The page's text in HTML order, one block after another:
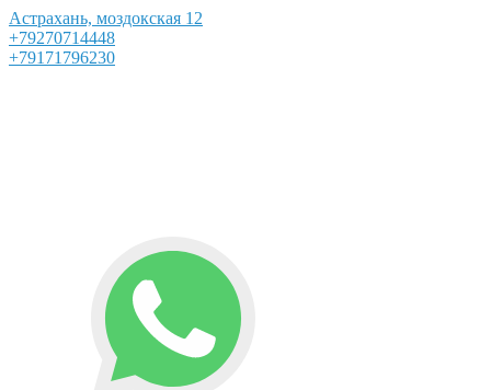
Астрахань, моздокская 12
+79270714448
+79171796230